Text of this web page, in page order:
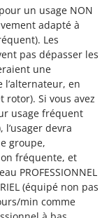
un usage NON
adapté à
Les
pas dépasser les
une
en
Si vous avez
usage fréquent
devra
groupe,
fréquente, et
PROFESSIONNEL
(équipé non pas
min comme